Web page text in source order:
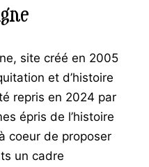
site créé en 2005
et d’histoire
repris en 2024 par
épris de l’histoire
coeur de proposer
un cadre